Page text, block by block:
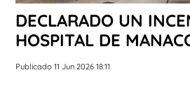
DECLARADO UN
HOSPITAL DE
Publicado 11 Jun 2026 18:11